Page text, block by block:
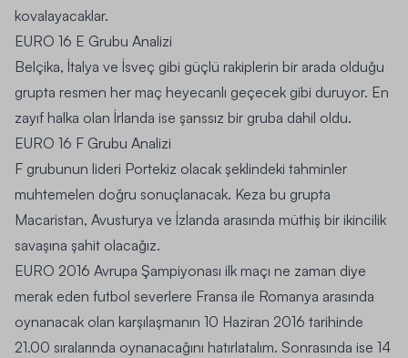
kovalayacaklar.
EURO 16 E Grubu Analizi
Belçika, İtalya ve İsveç gibi güçlü rakiplerin bir arada olduğu
grupta resmen her maç heyecanlı geçecek gibi duruyor. En
zayıf halka olan İrlanda ise şanssız bir gruba dahil oldu.
EURO 16 F Grubu Analizi
F grubunun lideri Portekiz olacak şeklindeki tahminler
muhtemelen doğru sonuçlanacak. Keza bu grupta
Macaristan, Avusturya ve İzlanda arasında müthiş bir ikincilik
savaşına şahit olacağız.
EURO 2016 Avrupa Şampiyonası ilk maçı ne zaman diye
merak eden futbol severlere Fransa ile Romanya arasında
oynanacak olan karşılaşmanın 10 Haziran 2016 tarihinde
21.00 sıralarında oynanacağını hatırlatalım. Sonrasında ise 14